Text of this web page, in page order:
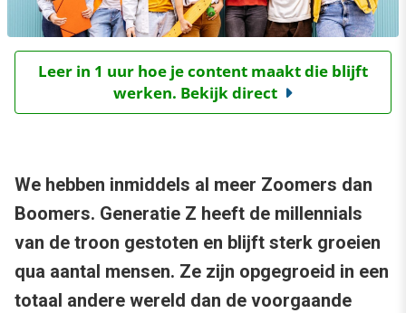
Leer in 1 uur hoe je content maakt die blijft
werken. Bekijk direct
We hebben inmiddels al meer Zoomers dan
Boomers. Generatie Z heeft de millennials
van de troon gestoten en blijft sterk groeien
qua aantal mensen. Ze zijn opgegroeid in een
totaal andere wereld dan de voorgaande